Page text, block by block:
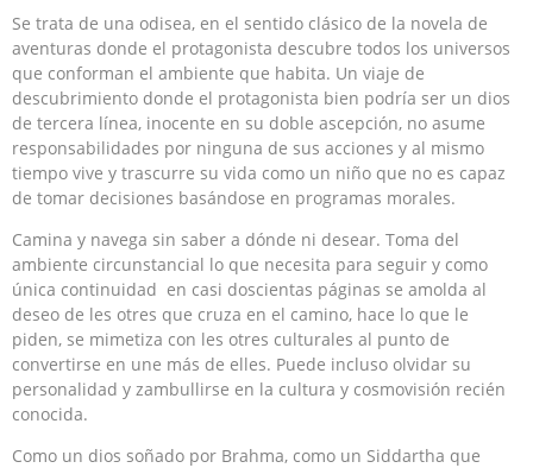
Se trata de una odisea, en el sentido clásico de la novela de
aventuras donde el protagonista descubre todos los universos
que conforman el ambiente que habita. Un viaje de
descubrimiento donde el protagonista bien podría ser un dios
de tercera línea, inocente en su doble ascepción, no asume
responsabilidades por ninguna de sus acciones y al mismo
tiempo vive y trascurre su vida como un niño que no es capaz
de tomar decisiones basándose en programas morales.
Camina y navega sin saber a dónde ni desear. Toma del
ambiente circunstancial lo que necesita para seguir y como
única continuidad en casi doscientas páginas se amolda al
deseo de les otres que cruza en el camino, hace lo que le
piden, se mimetiza con les otres culturales al punto de
convertirse en une más de elles. Puede incluso olvidar su
personalidad y zambullirse en la cultura y cosmovisión recién
conocida.
Como un dios soñado por Brahma, como un Siddartha que